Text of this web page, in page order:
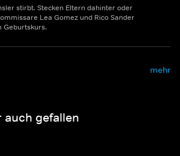
stirbt. Stecken Eltern dahinter oder
Lea Gomez und Rico Sander
Geburtskurs.
mehr
auch gefallen